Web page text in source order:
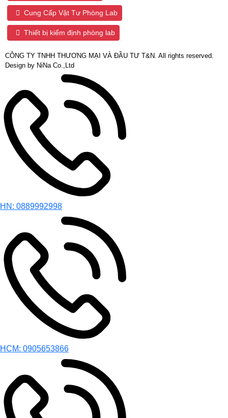
Cung Cấp Vật Tư Phòng Lab
Thiết bị kiểm định phòng lab
CÔNG TY TNHH THƯƠNG MẠI VÀ ĐẦU TƯ T&N. All rights reserved.
Design by NiNa Co.,Ltd
HN: 0889992998
HCM: 0905653866